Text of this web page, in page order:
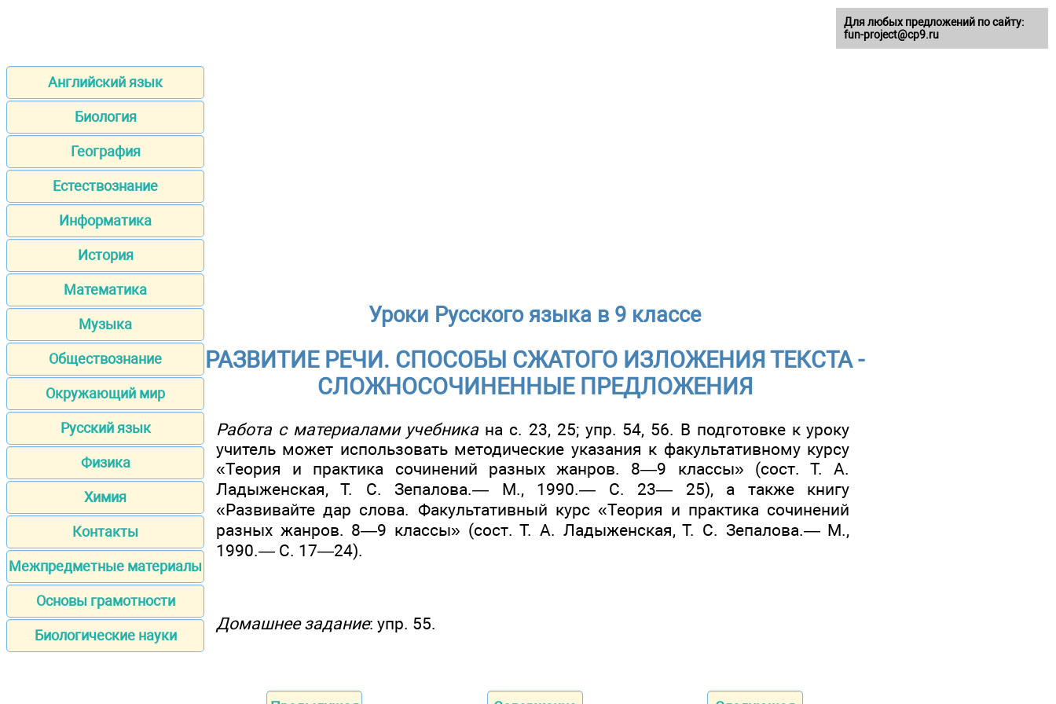
Английский язык
Биология
География
Естествознание
Информатика
История
Математика
Музыка
Обществознание
Окружающий мир
Русский язык
Физика
Химия
Контакты
Межпредметные материалы
Основы грамотности
Биологические науки
Уроки Русского языка в 9 классе
РАЗВИТИЕ РЕЧИ. СПОСОБЫ СЖАТОГО ИЗЛОЖЕНИЯ ТЕКСТА -
СЛОЖНОСОЧИНЕННЫЕ ПРЕДЛОЖЕНИЯ
Работа с материалами учебника на с. 23, 25; упр. 54, 56. В подготовке к уроку
учитель может использовать методические указания к факультативному курсу
«Теория и практика сочинений разных жанров. 8—9 классы» (сост. Т. А.
Ладыженская, Т. С. Зепалова.— М., 1990.— С. 23— 25), а также книгу
«Развивайте дар слова. Факультативный курс «Теория и практика сочинений
разных жанров. 8—9 классы» (сост. Т. А. Ладыженская, Т. С. Зепалова.— М.,
1990.— С. 17—24).
Домашнее задание: упр. 55.
Для любых предложений по сайту:
fun-project@cp9.ru